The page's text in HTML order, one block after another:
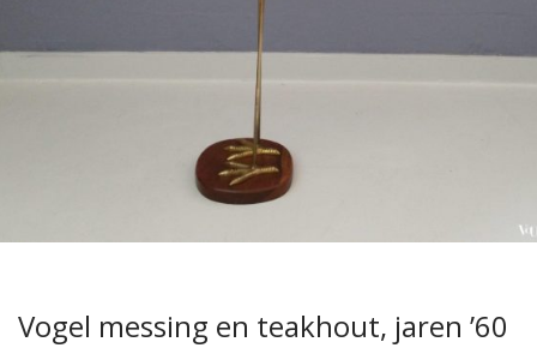
Vogel messing en teakhout, jaren ’60